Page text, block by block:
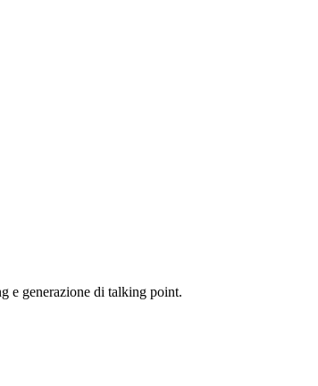
e generazione di talking point.